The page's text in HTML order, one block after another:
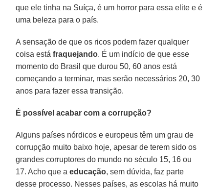
que ele tinha na Suíça, é um horror para essa elite e é
uma beleza para o país.
A sensação de que os ricos podem fazer qualquer
coisa estáfraquejando. É um indício de que esse
momento do Brasil que durou 50, 60 anos está
começando a terminar, mas serão necessários 20, 30
anos para fazer essa transição.
É possível acabar com a corrupção?
Alguns países nórdicos e europeus têm um grau de
corrupção muito baixo hoje, apesar de terem sido os
grandes corruptores do mundo no século 15, 16 ou
17. Acho que aeducação, sem dúvida, faz parte
desse processo. Nesses países, as escolas há muito